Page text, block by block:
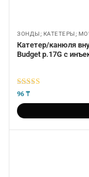
ЗОНДЫ; КАТЕТЕРЫ;
Катетер/канюля
Budget р.17G c
5из 5
96 ₸